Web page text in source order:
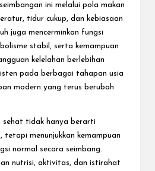
ini melalui pola makan
tidur cukup, dan kebiasaan
juga mencerminkan fungsi
stabil, serta kemampuan
kelelahan berlebihan
pada berbagai tahapan usia
modern yang terus berubah
sehat tidak hanya berarti
menunjukkan kemampuan
normal secara seimbang.
nutrisi, aktivitas, dan istirahat